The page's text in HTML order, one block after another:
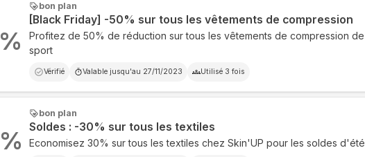
bon plan
[Black Friday] -50% sur tous les vêtements de compression
Profitez de 50% de réduction sur tous les vêtements de compression de
sport
Vérifié Valable jusqu'au 27/11/2023 Utilisé 3 fois
%
bon plan
Soldes : -30% sur tous les textiles
Economisez 30% sur tous les textiles chez Skin'UP pour les soldes d'été
%